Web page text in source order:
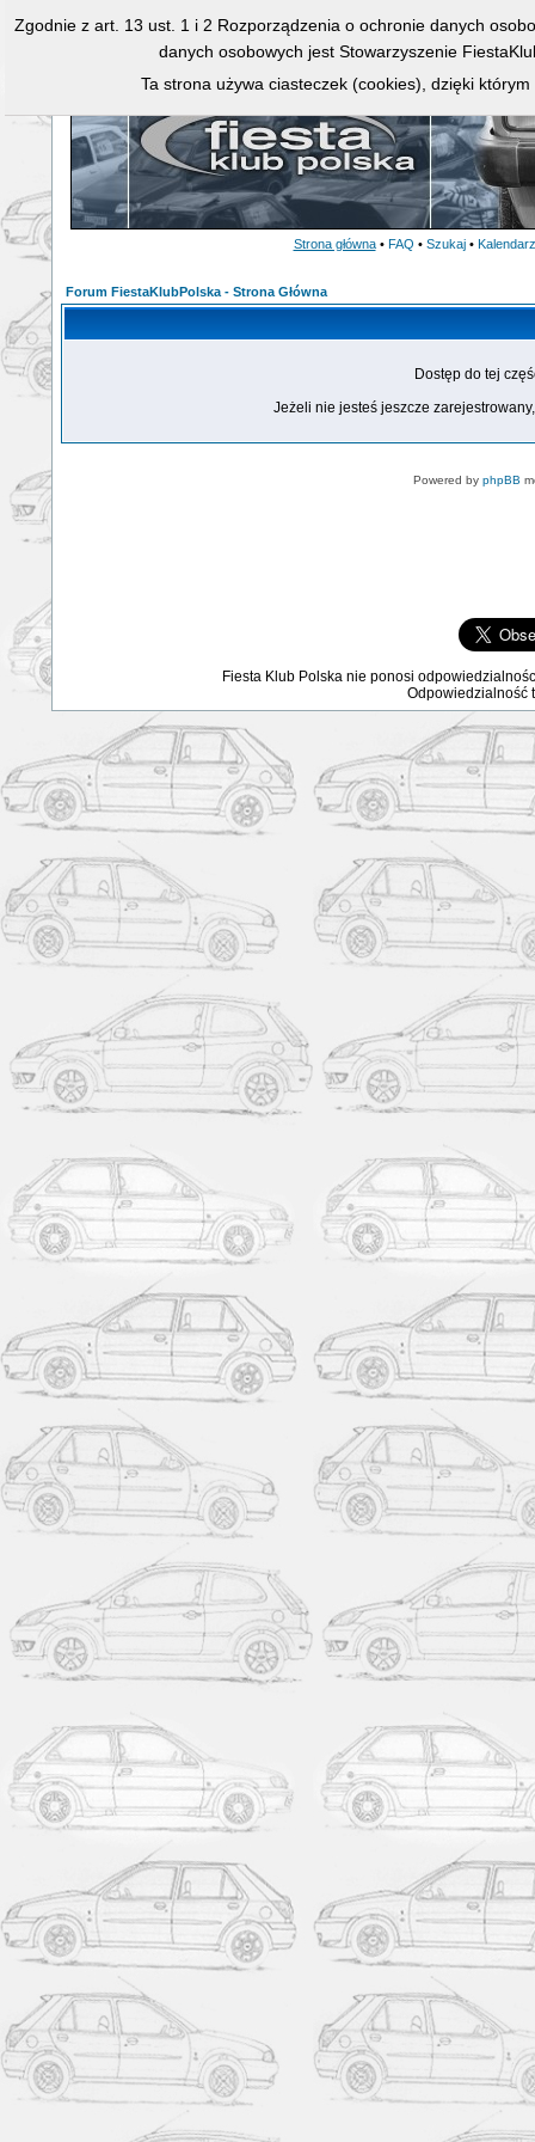
Strona główna • FAQ • Szukaj • Kalendarz
Forum FiestaKlubPolska - Strona Główna
Dostęp do tej
Jeżeli nie jesteś jeszcze
Powered by phpBB
Fiesta Klub Polska nie ponosi
Odpowiedzialność
Zgodnie z art. 13 ust. 1 i 2 Rozporządzenia o ochronie danych
danych osobowych jest Stowarzyszenie
Ta strona używa ciasteczek (cookies), dzięki